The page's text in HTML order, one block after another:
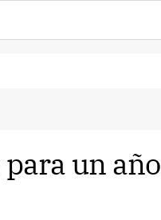
un año